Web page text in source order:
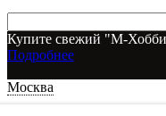
Купите свежий "М-
Подробнее
Москва